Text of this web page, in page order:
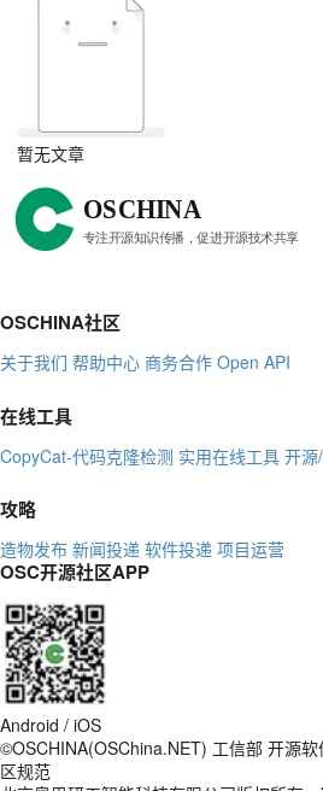
暂无文章
OSCHINA社区
关于我们 帮助中心 商务合作 Open API
在线工具
CopyCat-代码克隆检测 实用在线工具 开源
攻略
造物发布 新闻投递 软件投递 项目运营
OSC开源社区APP
Android / iOS
©OSCHINA(OSChina.NET) 工信部 开源软
区规范